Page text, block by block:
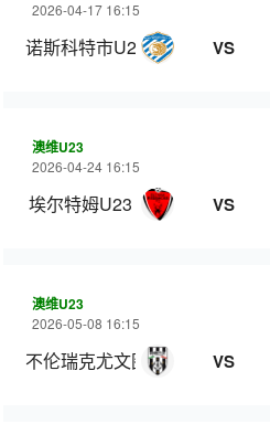
2026-04-17 16:15
诺斯科特市U23 VS
澳维U23
2026-04-24 16:15
埃尔特姆U23 VS
澳维U23
2026-05-08 16:15
不伦瑞克尤文图斯U23 VS